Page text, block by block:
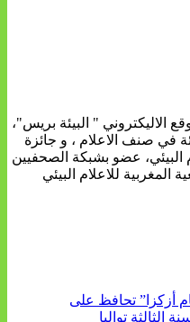
الاليكتروني " البيئة بريس"،
في صنف الاعلام ، و جائزة
البيئي، عضو بشبكة الصحفيين
المغربية للاعلام البيئي